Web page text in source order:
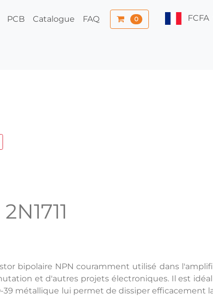
PCB Catalogue FAQ 0 FCFA
bipolaire NPN couramment utilisé dans
et d'autres projets électroniques. Il est
39 métallique lui permet de dissiper efficacement